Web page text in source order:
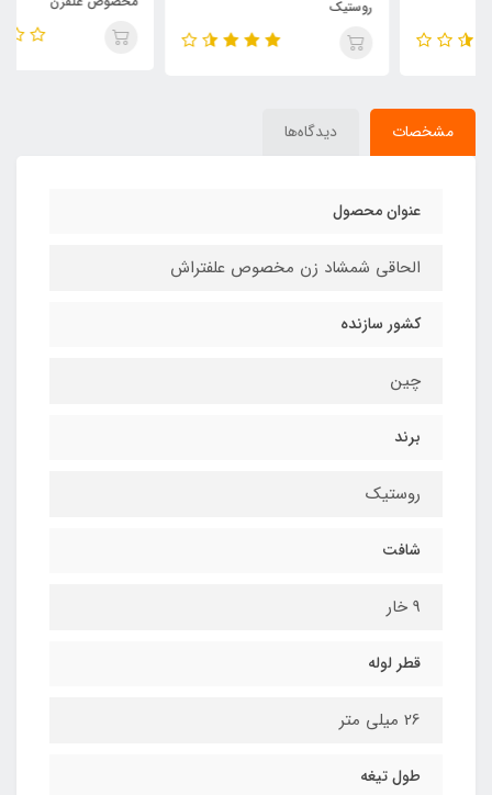
مشخصات دیدگاه‌ها
عنوان محصول
الحاقی شمشاد زن مخصوص علفتراش
کشور سازنده
چین
برند
روستیک
شافت
9 خار
قطر لوله
26 میلی متر
طول تیغه